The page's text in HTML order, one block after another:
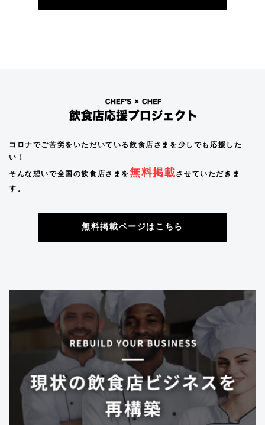
コロナでご苦労をいただいている飲食店さまを少しでも応援した
い！
そんな想いで全国の飲食店さまを無料掲載させていただきま
す。
無料掲載ページはこちら